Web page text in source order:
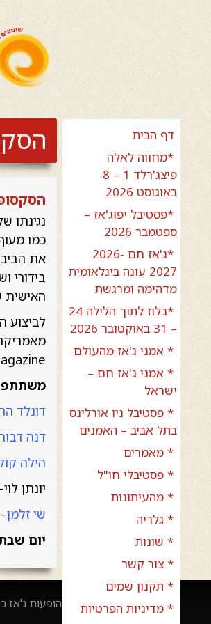
דף הבית
*מחווה לאלה
פיצג'רלד 1 – 8
באוגוסט 2026
*פסטיבל יפוג'אז –
ספטמבר 2026
*ג'אז חם 2026-
2027 עונה בינלאומית
מדהימה ומרגשת
*בלוז לתוך הלילה 24
– 31 באוקטובר 2026
* אמני ג'אז מהעולם
* אמני ג'אז חם –
ישראל
* פסטיבל ניו אורלינס
בתל אביב – האמנים
* מאמרים
* פסטיבלי חו"ל
* מהעיתונות
* גלריה
* שונות
* צור קשר
* תקנון שמים
* מדיניות הפרטיות
נגינתו
כמו
את
בידורי
האישית
לביצוע
דונלד
דנה
הילה
יונתן
שי זלמן
יום שבת ה 30.1.16 במוזיאון תל- אביב
הופעות ג'אז